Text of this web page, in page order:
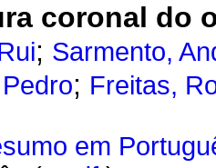
coronal do
; Sarmento,
; Freitas,
em